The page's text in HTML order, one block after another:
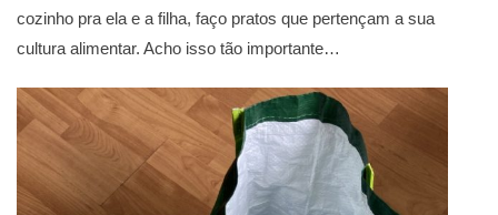
cozinho pra ela e a filha, faço pratos que pertençam a sua
cultura alimentar. Acho isso tão importante…